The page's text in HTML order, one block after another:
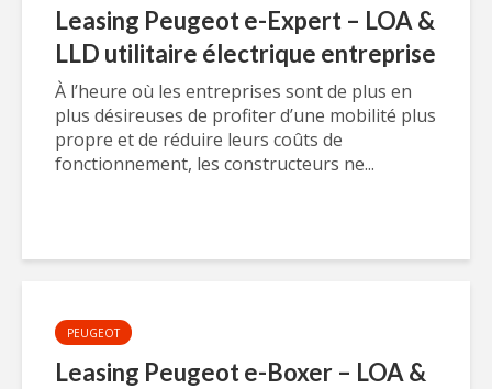
Leasing Peugeot e-Expert – LOA &
LLD utilitaire électrique entreprise
À l’heure où les entreprises sont de plus en
plus désireuses de profiter d’une mobilité plus
propre et de réduire leurs coûts de
fonctionnement, les constructeurs ne...
PEUGEOT
Leasing Peugeot e-Boxer – LOA &